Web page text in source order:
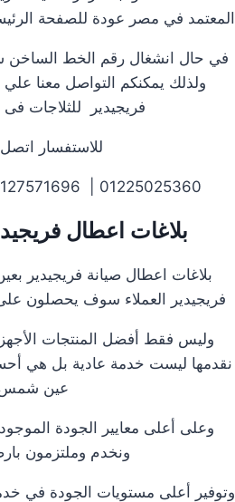
المعتمد في مصر عودة للصفحة
في حال انشغال رقم الخط الساخن
ولذلك يمكنكم التواصل معنا
فريجيدير للثلاجات
للاستفسار اتصل
01225025360 | 01127571696 | 01508944204
بلاغات اعطال
بلاغات اعطال صيانة فريجيدير
فريجيدير العملاء سوف يحصلون على
وليس فقط أفضل المنتجات
نقدمها ليست خدمة عادية بل هي
عين
وعلى أعلى معايير الجودة
ونخدم وملتزمون
وتوفير أعلى مستويات الجودة في